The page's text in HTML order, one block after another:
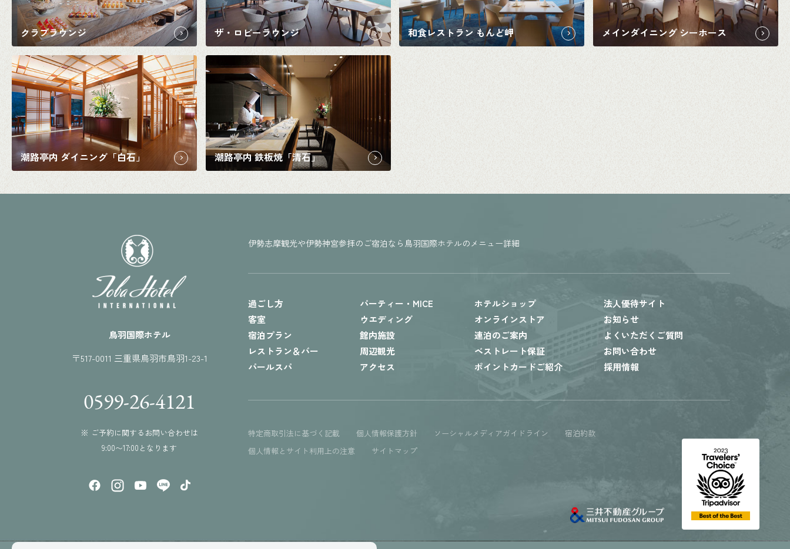
クラブラウンジ ザ・ロビーラウンジ 和食レストラン もんど岬 メインダイニング シーホース
潮路亭内 ダイニング「白石」 潮路亭内 鉄板焼「清石」
鳥羽国際ホテル
〒517-0011 三重県鳥羽市鳥羽1-23-1
0599-26-4121
※ ご予約に関するお問い合わせは
9:00〜17:00となります
伊勢志摩観光や伊勢神宮参拝のご宿泊なら鳥羽国際ホテルのメニュー詳細
過ごし方
客室
宿泊プラン
レストラン＆バー
パールスパ
パーティー・MICE
ウエディング
館内施設
周辺観光
アクセス
ホテルショップ
オンラインストア
連泊のご案内
ベストレート保証
ポイントカードご紹介
法人優待サイト
お知らせ
よくいただくご質問
お問い合わせ
採用情報
特定商取引法に基づく記載 個人情報保護方針 ソーシャルメディアガイドライン
宿泊約款
個人情報とサイト利用上の注意
サイトマップ